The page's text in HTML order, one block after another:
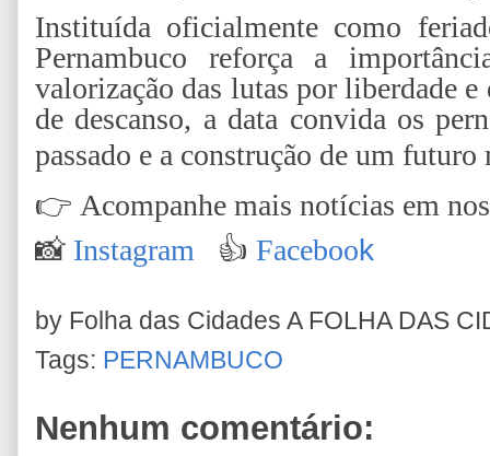
Instituída oficialmente como
Pernambuco reforça a
valorização das lutas por liberdade
de descanso, a data convida os
passado e a construção de um
👉 Acompanhe mais notícias em
📸 Instagram 👍 Facebook
by Folha das Cidades A FOLHA DAS
Tags: PERNAMBUCO
Nenhum comentário: